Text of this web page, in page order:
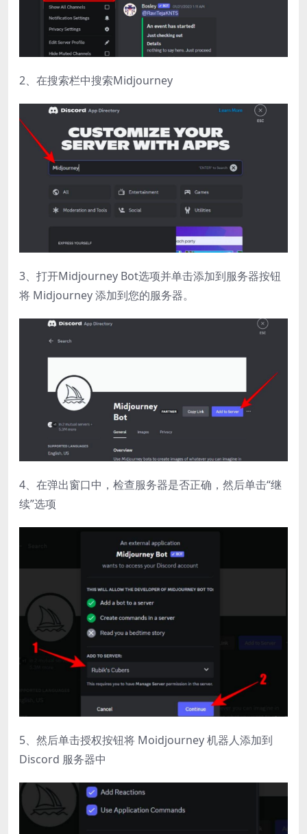
2、在搜索栏中搜索Midjourney
3、打开Midjourney Bot选项并单击添加到服务器按钮
将 Midjourney 添加到您的服务器。
4、在弹出窗口中，检查服务器是否正确，然后单击“继
续”选项
5、然后单击授权按钮将 Moidjourney 机器人添加到
Discord 服务器中